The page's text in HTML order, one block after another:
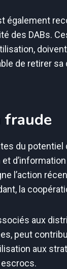
également
des DABs.
de retirer
fraude
du
l’action
la
aux
peut
aux
escrocs.